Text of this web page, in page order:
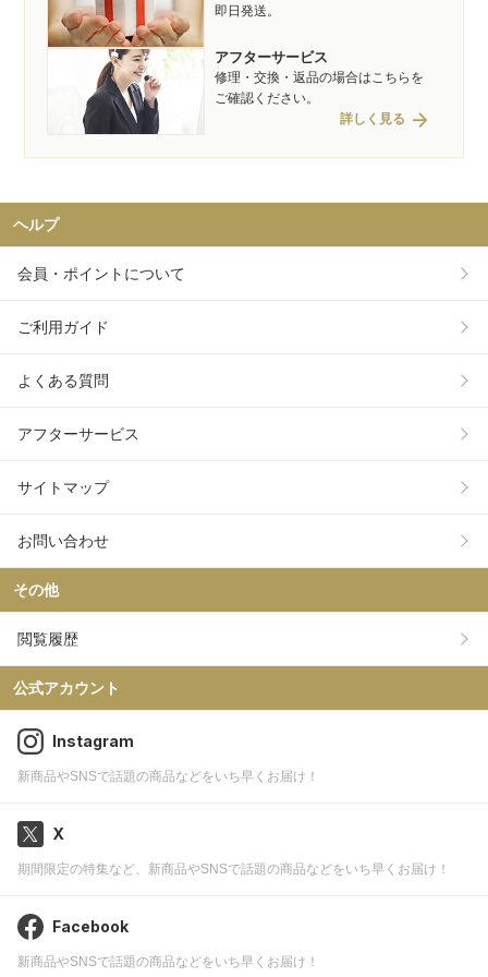
即日発送。
アフターサービス
修理・交換・返品の場合はこちらを
ご確認ください。
詳しく見る arrow_forward
ヘルプ
会員・ポイントについて
ご利用ガイド
よくある質問
アフターサービス
サイトマップ
お問い合わせ
その他
閲覧履歴
公式アカウント
Instagram
新商品やSNSで話題の商品などをいち早くお届け！
X
期間限定の特集など、新商品やSNSで話題の商品などをいち早くお届け！
Facebook
新商品やSNSで話題の商品などをいち早くお届け！